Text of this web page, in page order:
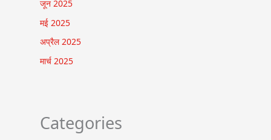
जून 2025
मई 2025
अप्रैल 2025
मार्च 2025
Categories